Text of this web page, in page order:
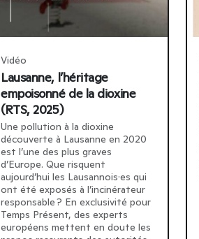
Vidéo
Lausanne, l’héritage
empoisonné de la dioxine
(RTS, 2025)
Une pollution à la dioxine
découverte à Lausanne en 2020
est l’une des plus graves
d’Europe. Que risquent
aujourd’hui les Lausannois·es qui
ont été exposés à l’incinérateur
responsable ? En exclusivité pour
Temps Présent, des experts
européens mettent en doute les